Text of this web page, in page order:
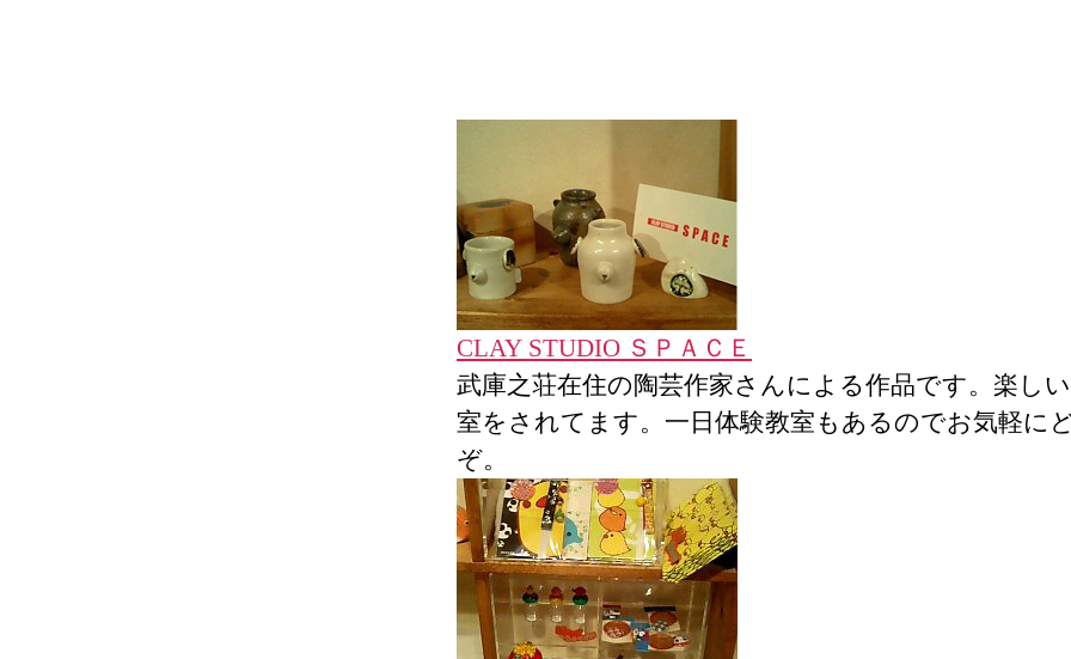
CLAY STUDIO ＳＰＡＣＥ
武庫之荘在住の陶芸作家さんによる作品です。楽し
室をされてます。一日体験教室もあるのでお気軽に
ぞ。